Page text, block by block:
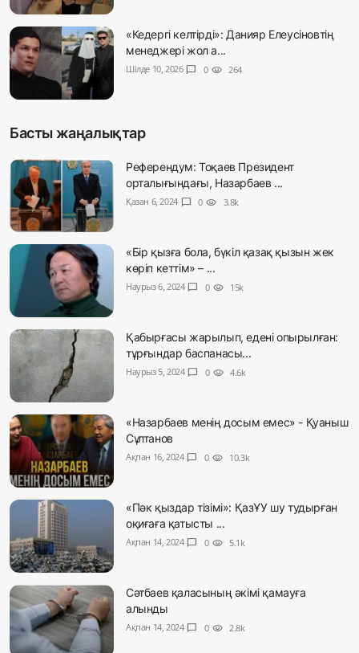
«Кедергі келтірді»: Данияр Елеусіновтің
менеджері жол а...
Шілде 10, 2026 chat_bubble 0 visibility 264
Басты жаңалықтар
Референдум: Тоқаев Президент
орталығындағы, Назарбаев ...
Қазан 6, 2024 chat_bubble 0 visibility 3.8k
«Бір қызға бола, бүкіл қазақ қызын жек
көріп кеттім» – ...
Наурыз 6, 2024 chat_bubble 0 visibility 15k
Қабырғасы жарылып, едені опырылған:
тұрғындар баспанасы...
Наурыз 5, 2024 chat_bubble 0 visibility 4.6k
«Назарбаев менің досым емес» - Қуаныш
Сұлтанов
Ақпан 16, 2024 chat_bubble 0 visibility 10.3k
«Пәк қыздар тізімі»: ҚазҰУ шу тудырған
оқиғаға қатысты ...
Ақпан 14, 2024 chat_bubble 0 visibility 5.1k
Сәтбаев қаласының әкімі қамауға
алынды
Ақпан 14, 2024 chat_bubble 0 visibility 2.8k